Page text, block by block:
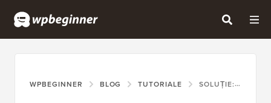
WPBEGINNER BLOG TUTORIALE SOLUȚIE: EROARE WORDPRESS MEMORIE EPUIZATĂ – CREȘTEȚI MEMORIA PHP